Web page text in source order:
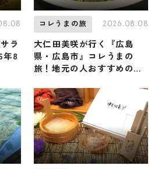
ラ
コレうまの旅 2026.08.08
大仁田美咲が行く『広島
県・広島市』コレうまの
旅！地元の人おすすめのご
8月8日放送